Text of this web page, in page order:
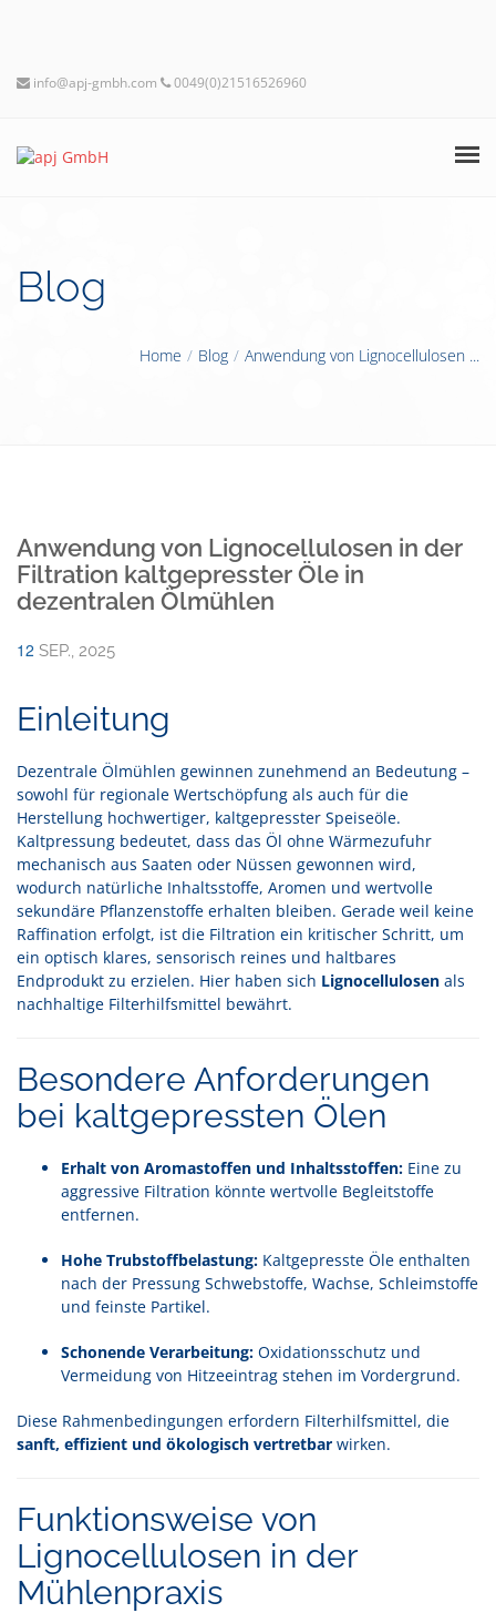
info@apj-gmbh.com 0049(0)21516526960
SERVICES
Blog
Home Blog Anwendung von Lignocellulosen ...
Anwendung von Lignocellulosen in der
Filtration kaltgepresster Öle in
dezentralen Ölmühlen
12 SEP., 2025
Einleitung
Dezentrale Ölmühlen gewinnen zunehmend an Bedeutung –
sowohl für regionale Wertschöpfung als auch für die
Herstellung hochwertiger, kaltgepresster Speiseöle.
Kaltpressung bedeutet, dass das Öl ohne Wärmezufuhr
mechanisch aus Saaten oder Nüssen gewonnen wird,
wodurch natürliche Inhaltsstoffe, Aromen und wertvolle
sekundäre Pflanzenstoffe erhalten bleiben. Gerade weil keine
Raffination erfolgt, ist die Filtration ein kritischer Schritt, um
ein optisch klares, sensorisch reines und haltbares
Endprodukt zu erzielen. Hier haben sich Lignocellulosen als
nachhaltige Filterhilfsmittel bewährt.
Besondere Anforderungen
bei kaltgepressten Ölen
Erhalt von Aromastoffen und Inhaltsstoffen: Eine zu
aggressive Filtration könnte wertvolle Begleitstoffe
entfernen.
Hohe Trubstoffbelastung: Kaltgepresste Öle enthalten
nach der Pressung Schwebstoffe, Wachse, Schleimstoffe
und feinste Partikel.
Schonende Verarbeitung: Oxidationsschutz und
Vermeidung von Hitzeeintrag stehen im Vordergrund.
Diese Rahmenbedingungen erfordern Filterhilfsmittel, die
sanft, effizient und ökologisch vertretbar wirken.
Funktionsweise von
Lignocellulosen in der
Mühlenpraxis